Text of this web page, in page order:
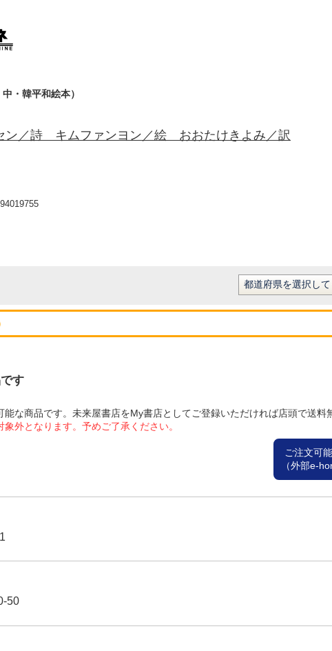
中・韓平和絵本）
ン／詩 キムファンヨン／絵 おおたけきよみ／訳
す
な商品です。未来屋書店をMy書店としてご登録いただければ店頭で送料
外となります。予めご了承ください。
ご注文可
（外部e-
50